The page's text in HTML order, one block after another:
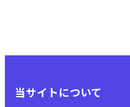
当サイトについて